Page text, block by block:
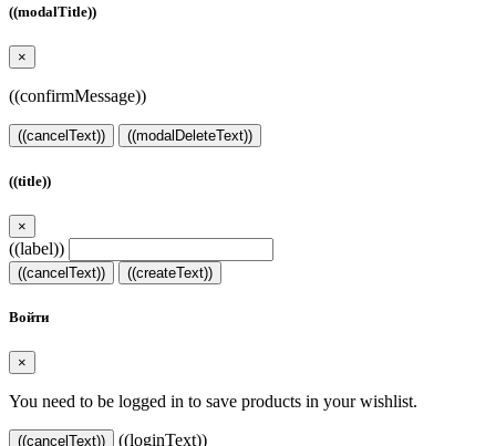
((modalTitle))
×
((confirmMessage))
((cancelText)) ((modalDeleteText))
((title))
×
((label))
((cancelText)) ((createText))
Войти
×
You need to be logged in to save products in your wishlist.
((cancelText)) ((loginText))